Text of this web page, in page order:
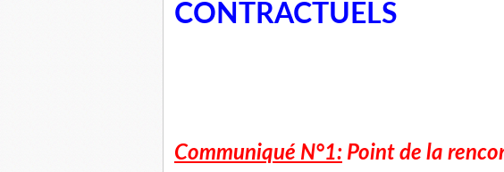
CONTRACTUELS
Communiqué N°1: Point de la